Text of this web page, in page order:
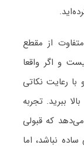
از مقطع
و اگر واقعا
رعایت نکاتی
ببرید. تجربه
که قبولی
نباشد، اما